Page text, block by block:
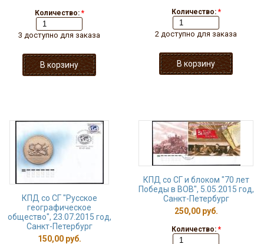
Количество: *
3 доступно для заказа
Количество: *
2 доступно для заказа
КПД со СГ "Русское
географическое
общество", 23.07.2015 год,
Санкт-Петербург
150,00 руб.
КПД со СГ и блоком "70 лет
Победы в ВОВ", 5.05.2015 год,
Санкт-Петербург
250,00 руб.
Количество: *